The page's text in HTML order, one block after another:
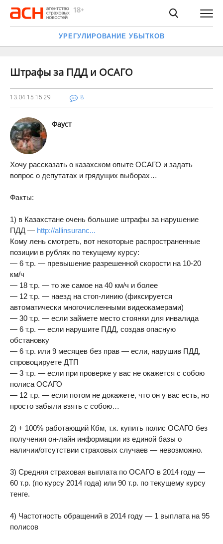
УРЕГУЛИРОВАНИЕ УБЫТКОВ
Штрафы за ПДД и ОСАГО
13.04.15 15:29 8
Фауст
Хочу рассказать о казахском опыте ОСАГО и задать
вопрос о депутатах и грядущих выборах…
Факты:
1) в Казахстане очень большие штрафы за нарушение
ПДД — http://allinsuranc...
Кому лень смотреть, вот некоторые распространенные
позиции в рублях по текущему курсу:
— 6 т.р. — превышение разрешенной скорости на 10-20
км/ч
— 18 т.р. — то же самое на 40 км/ч и более
— 12 т.р. — наезд на стоп-линию (фиксируется
автоматически многочисленными видеокамерами)
— 30 т.р. — если займете место стоянки для инвалида
— 6 т.р. — если нарушите ПДД, создав опасную
обстановку
— 6 т.р. или 9 месяцев без прав — если, нарушив ПДД,
спровоцируете ДТП
— 3 т.р. — если при проверке у вас не окажется с собою
полиса ОСАГО
— 12 т.р. — если потом не докажете, что он у вас есть, но
просто забыли взять с собою…
2) + 100% работающий Кбм, т.к. купить полис ОСАГО без
получения он-лайн информации из единой базы о
наличии/отсутствии страховых случаев — невозможно.
3) Средняя страховая выплата по ОСАГО в 2014 году —
60 т.р. (по курсу 2014 года) или 90 т.р. по текущему курсу
тенге.
4) Частотность обращений в 2014 году — 1 выплата на 95
полисов